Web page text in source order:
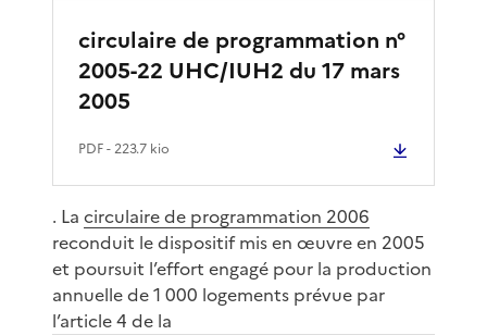
circulaire de programmation n°
2005-22 UHC/IUH2 du 17 mars
2005
PDF- 223.7 kio
. La circulaire de programmation 2006
reconduit le dispositif mis en œuvre en 2005
et poursuit l’effort engagé pour la production
annuelle de 1 000 logements prévue par
l’article 4 de la